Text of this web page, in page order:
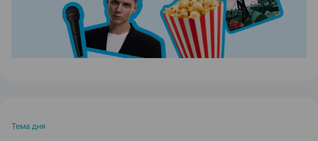
Тема дня